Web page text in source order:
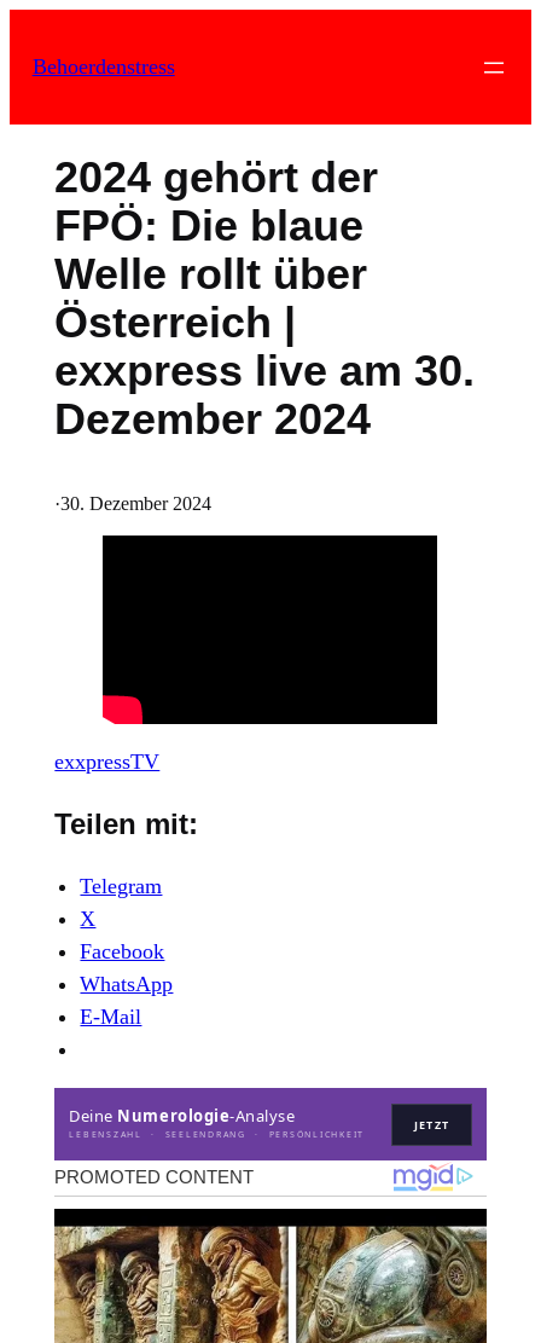
Inhalt
Behoerdenstress
2024 gehört der
FPÖ: Die blaue
Welle rollt über
Österreich |
exxpress live am 30.
Dezember 2024
·30. Dezember 2024
exxpressTV
Teilen mit:
Telegram
X
Facebook
WhatsApp
E-Mail
Deine Numerologie-Analyse
LEBENSZAHL · SEELENDRANG · PERSÖNLICHKEIT
JETZT